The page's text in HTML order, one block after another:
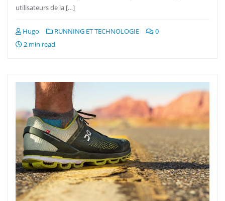
utilisateurs de la […]
Hugo RUNNING ET TECHNOLOGIE
0
2 min read